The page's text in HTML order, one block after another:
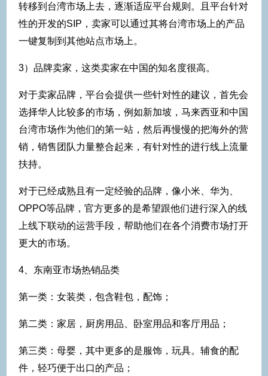
转移到台湾市场上去，逐渐适应平台规则。且平台针对
性的开发的SIP，卖家可以通过其将台湾市场上的产品
一键复制到其他站点市场上。
3）品牌卖家，这类卖家在中国的知名度很高。
对于卖家品牌，平台会提供一些针对性的建议，首先会
选择华人比较多的市场，例如新加坡，马来西亚和中国
台湾市场作为他们的第一站，然后再慢慢的把海外的营
销，销售团队力量整合起来，有针对性的进行线上流量
扶持。
对于已经成熟且有一定经验的品牌，像小米、华为、
OPPO等品牌，官方更多的是希望跟他们进行深入的线
上线下联动的运营手段，帮助他们在各个消费市场打开
更大的市场。
4、东南亚市场热销品类
第一类：女装类，包含鞋包，配饰；
第二类：家居，厨房用品、卧室用品和客厅用品；
第三类：母婴，其中更多的是服饰，玩具。辅食的配
件，轻巧便于出口的产品；